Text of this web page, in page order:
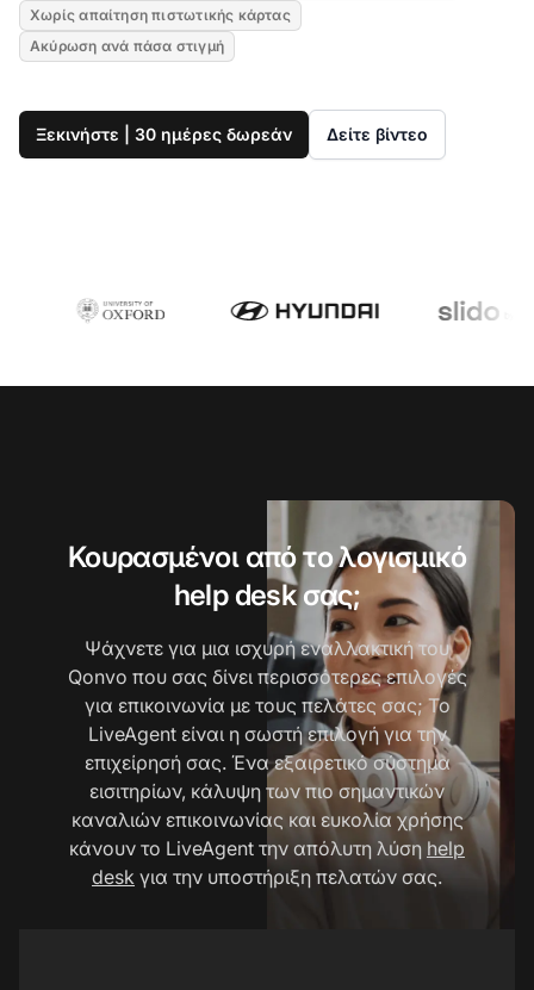
Χωρίς απαίτηση πιστωτικής κάρτας
Ακύρωση ανά πάσα στιγμή
Ξεκινήστε | 30 ημέρες δωρεάν Δείτε βίντεο
Κουρασμένοι από το λογισμικό
help desk σας;
Ψάχνετε για μια ισχυρή εναλλακτική του
Qonvo που σας δίνει περισσότερες επιλογές
για επικοινωνία με τους πελάτες σας; Το
LiveAgent είναι η σωστή επιλογή για την
επιχείρησή σας. Ένα εξαιρετικό σύστημα
εισιτηρίων, κάλυψη των πιο σημαντικών
καναλιών επικοινωνίας και ευκολία χρήσης
κάνουν το LiveAgent την απόλυτη λύση help
desk για την υποστήριξη πελατών σας.